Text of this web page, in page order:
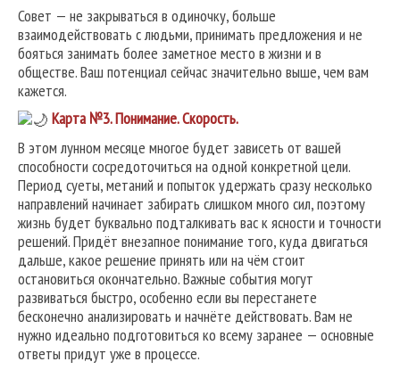
Совет — не закрываться в одиночку, больше
взаимодействовать с людьми, принимать предложения и не
бояться занимать более заметное место в жизни и в
обществе. Ваш потенциал сейчас значительно выше, чем вам
кажется.
Карта №3.Понимание. Скорость.
В этом лунном месяце многое будет зависеть от вашей
способности сосредоточиться на одной конкретной цели.
Период суеты, метаний и попыток удержать сразу несколько
направлений начинает забирать слишком много сил, поэтому
жизнь будет буквально подталкивать вас к ясности и точности
решений. Придёт внезапное понимание того, куда двигаться
дальше, какое решение принять или на чём стоит
остановиться окончательно. Важные события могут
развиваться быстро, особенно если вы перестанете
бесконечно анализировать и начнёте действовать. Вам не
нужно идеально подготовиться ко всему заранее — основные
ответы придут уже в процессе.